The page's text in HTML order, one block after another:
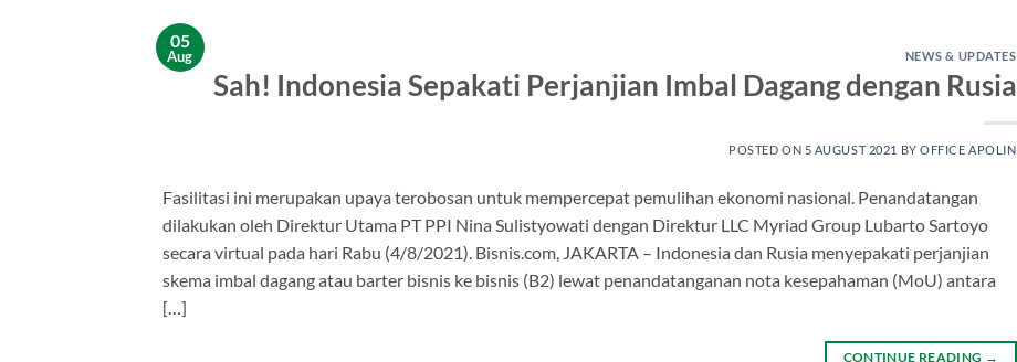
05
Aug NEWS & UPDATES
Sah! Indonesia Sepakati Perjanjian Imbal Dagang dengan Rusia
POSTED ON 5 AUGUST 2021 BYOFFICE APOLIN
Fasilitasi ini merupakan upaya terobosan untuk mempercepat pemulihan ekonomi nasional. Penandatangan
dilakukan oleh Direktur Utama PT PPI Nina Sulistyowati dengan Direktur LLC Myriad Group Lubarto Sartoyo
secara virtual pada hari Rabu (4/8/2021). Bisnis.com, JAKARTA – Indonesia dan Rusia menyepakati perjanjian
skema imbal dagang atau barter bisnis ke bisnis (B2) lewat penandatanganan nota kesepahaman (MoU) antara
[…]
CONTINUE READING →